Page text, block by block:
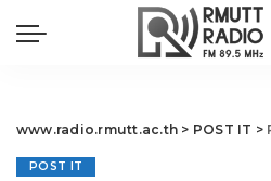
www.radio.rmutt.ac.th > POST IT >
POST IT